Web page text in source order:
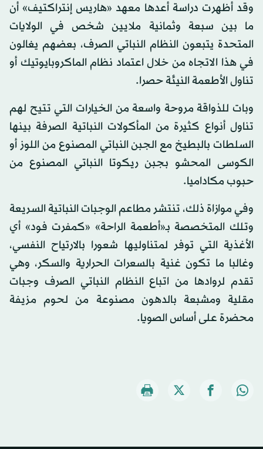
وقد أظهرت دراسة أعدها معهد «هاريس إنتراكتيف» أن
ما بين سبعة وثمانية ملايين شخص في الولايات
المتحدة يتبعون النظام النباتي الصرف، بعضهم يغالون
في هذا الاتجاه من خلال اعتماد نظام الماكروبايوتيك أو
تناول الأطعمة النيئة حصرا.
وبات للذواقة مروحة واسعة من الخيارات التي تتيح لهم
تناول أنواع كثيرة من المأكولات النباتية الصرفة بينها
السلطات بالبطيخ مع الجبن النباتي المصنوع من اللوز أو
الكوسى المحشو بجبن ريكوتا النباتي المصنوع من
حبوب مكاداميا.
وفي موازاة ذلك، تنتشر مطاعم الوجبات النباتية السريعة
وتلك المتخصصة بـ«أطعمة الراحة» «كمفرت فود» أي
الأغذية التي توفر لمتناوليها شعورا بالارتياح النفسي،
وغالبا ما تكون غنية بالسعرات الحرارية والسكر، وهي
تقدم لروادها من اتباع النظام النباتي الصرف وجبات
مقلية ومشبعة بالدهون مصنوعة من لحوم مزيفة
محضرة على أساس الصويا.